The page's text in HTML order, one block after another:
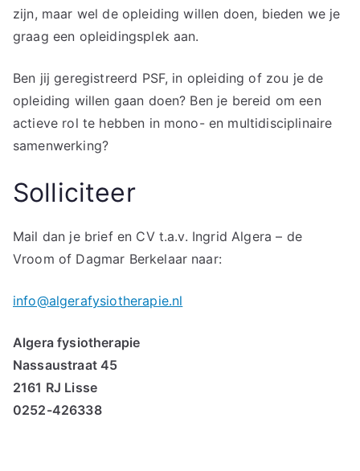
zijn, maar wel de opleiding willen doen, bieden we je
graag een opleidingsplek aan.
Ben jij geregistreerd PSF, in opleiding of zou je de
opleiding willen gaan doen? Ben je bereid om een
actieve rol te hebben in mono- en multidisciplinaire
samenwerking?
Solliciteer
Mail dan je brief en CV t.a.v. Ingrid Algera – de
Vroom of Dagmar Berkelaar naar:
info@algerafysiotherapie.nl
Algera fysiotherapie
Nassaustraat 45
2161 RJ Lisse
0252-426338